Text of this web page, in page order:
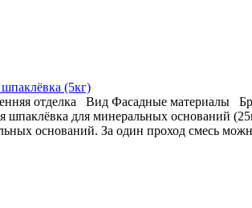
(5кг)
отделка Вид Фасадные материалы
шпаклёвка для минеральных оснований
оснований. За один проход смесь